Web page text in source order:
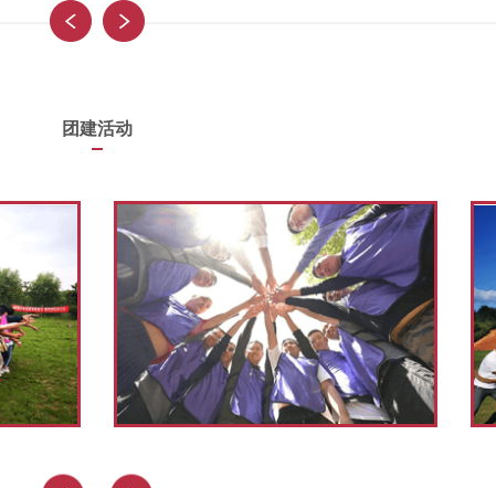
团建活动